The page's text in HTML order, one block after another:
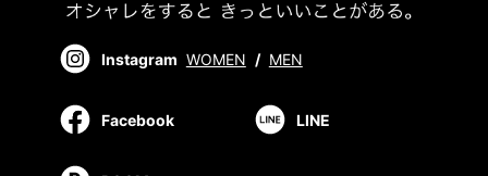
Instagram WOMEN / MEN
Facebook LINE